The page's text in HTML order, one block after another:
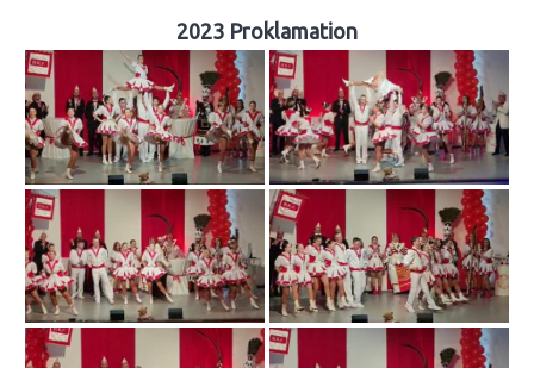
2023 Proklamation